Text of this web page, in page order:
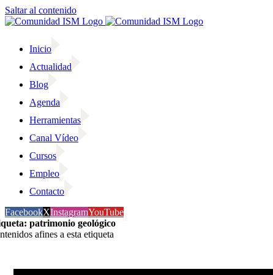
Saltar al contenido
Inicio
Actualidad
Blog
Agenda
Herramientas
Canal Vídeo
Cursos
Empleo
Contacto
FacebookXInstagramYouTube
patrimonio geológico
afines a esta etiqueta